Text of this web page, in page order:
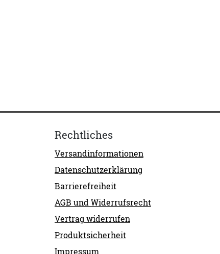
Rechtliches
Versandinformationen
Datenschutzerklärung
Barrierefreiheit
AGB und Widerrufsrecht
Vertrag widerrufen
Produktsicherheit
Impressum